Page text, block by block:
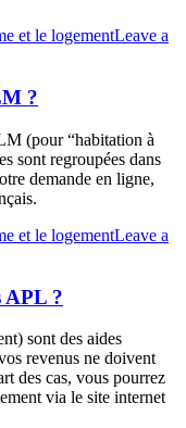
et le logementLeave a
?
(pour “habitation à
sont regroupées dans
demande en ligne,
et le logementLeave a
APL ?
sont des aides
revenus ne doivent
des cas, vous pourrez
via le site internet